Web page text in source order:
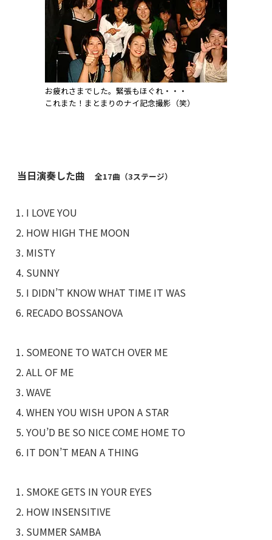
お疲れさまでした。緊張もほぐれ・・・
これまた！まとまりのナイ記念撮影（笑）
当日演奏した曲 全17曲（3ステージ）
I LOVE YOU
HOW HIGH THE MOON
MISTY
SUNNY
I DIDN’T KNOW WHAT TIME IT WAS
RECADO BOSSANOVA
SOMEONE TO WATCH OVER ME
ALL OF ME
WAVE
WHEN YOU WISH UPON A STAR
YOU’D BE SO NICE COME HOME TO
IT DON’T MEAN A THING
SMOKE GETS IN YOUR EYES
HOW INSENSITIVE
SUMMER SAMBA